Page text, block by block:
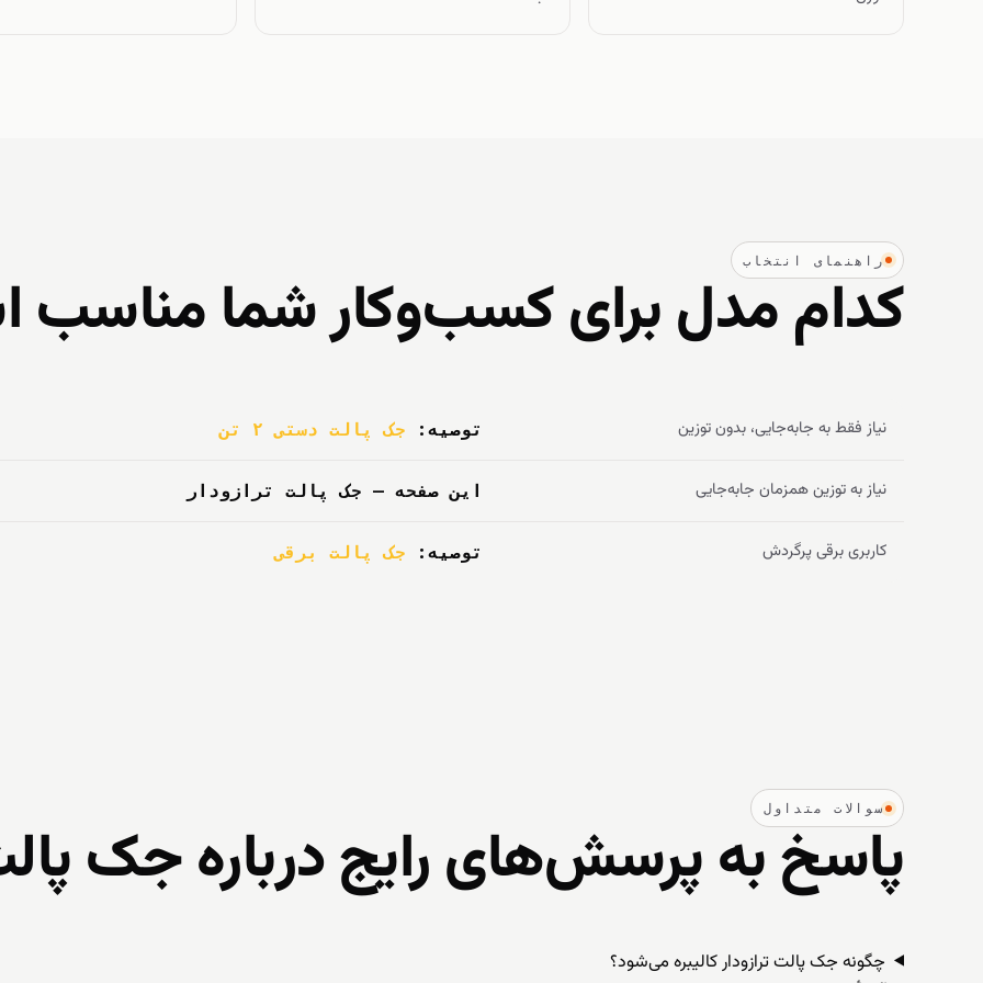
راهنمای انتخاب
کدام مدل برای کسب‌وکار شما
نیاز فقط به جابه‌جایی، بدون توزین توصیه: جک پالت دستی ۲ تن
نیاز به توزین همزمان جابه‌جایی این صفحه — جک پالت ترازودار
کاربری برقی پرگردش توصیه: جک پالت برقی
سوالات متداول
پاسخ به پرسش‌های رایج درباره جک
چگونه جک پالت ترازودار کالیبره می‌شود؟